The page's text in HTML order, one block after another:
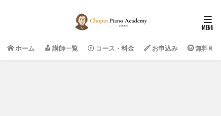
ホーム 講師一覧 コース・料金 お申込み 無料相談